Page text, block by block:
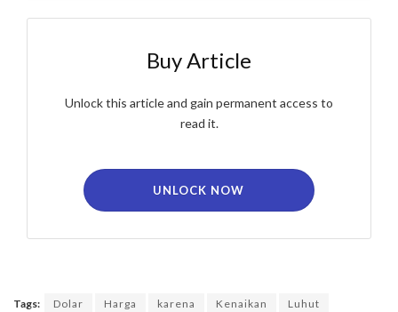
Buy Article
Unlock this article and gain permanent access to
read it.
UNLOCK NOW
Tags: Dolar Harga karena Kenaikan
Luhut